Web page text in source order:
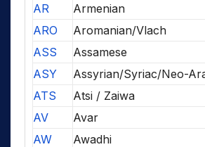
AR
Armenian
ARO
Aromanian/Vlach
ASS
Assamese
ASY
Assyrian/Syriac/Neo-
ATS
Atsi / Zaiwa
AV
Avar
AW
Awadhi